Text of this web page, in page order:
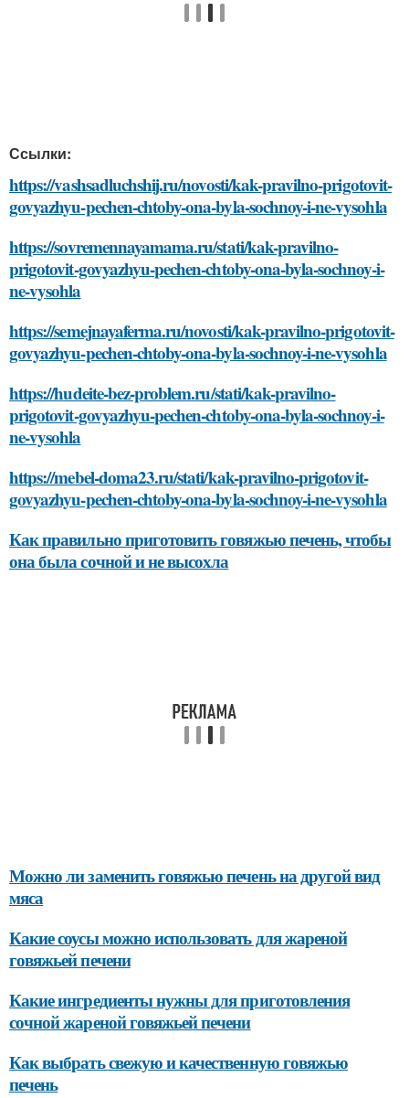
Ссылки:
https://vashsadluchshij.ru/novosti/kak-pravilno-prigotovit-
govyazhyu-pechen-chtoby-ona-byla-sochnoy-i-ne-vysohla
https://sovremennayamama.ru/stati/kak-pravilno-
prigotovit-govyazhyu-pechen-chtoby-ona-byla-sochnoy-i-
ne-vysohla
https://semejnayaferma.ru/novosti/kak-pravilno-prigotovit-
govyazhyu-pechen-chtoby-ona-byla-sochnoy-i-ne-vysohla
https://hudeite-bez-problem.ru/stati/kak-pravilno-
prigotovit-govyazhyu-pechen-chtoby-ona-byla-sochnoy-i-
ne-vysohla
https://mebel-doma23.ru/stati/kak-pravilno-prigotovit-
govyazhyu-pechen-chtoby-ona-byla-sochnoy-i-ne-vysohla
Как правильно приготовить говяжью печень, чтобы
она была сочной и не высохла
Можно ли заменить говяжью печень на другой вид
мяса
Какие соусы можно использовать для жареной
говяжьей печени
Какие ингредиенты нужны для приготовления
сочной жареной говяжьей печени
Как выбрать свежую и качественную говяжью
печень